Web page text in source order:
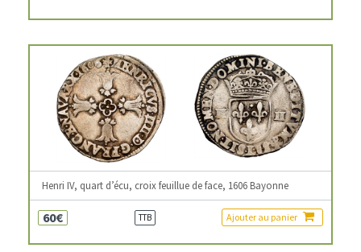
Henri IV, quart d’écu, croix feuillue de face, 1606 Bayonne
60€ TTB Ajouter au panier